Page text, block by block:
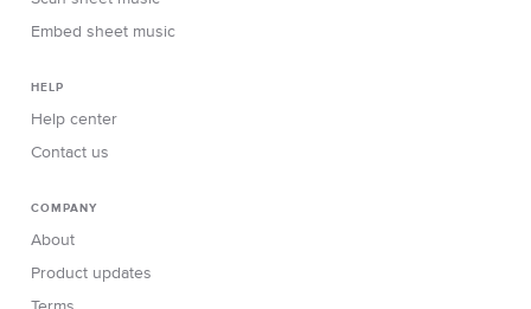
Embed sheet music
HELP
Help center
Contact us
COMPANY
About
Product updates